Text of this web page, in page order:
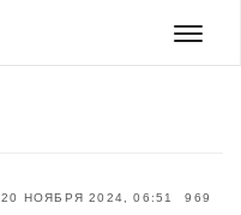
Меню
20 НОЯБРЯ 2024, 06:51 969